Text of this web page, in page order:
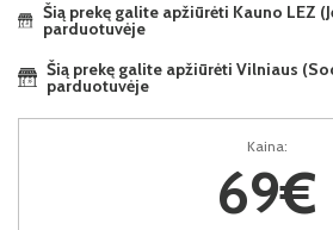
Šią prekę galite apžiūrėti Kauno LEZ
parduotuvėje
Šią prekę galite apžiūrėti Vilniaus
parduotuvėje
Kaina:
69€